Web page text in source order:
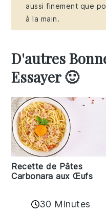
aussi finement que
à la main.
D'autres
Essayer 🙂
Recette de Pâtes
Carbonara aux Œufs
30 Minutes